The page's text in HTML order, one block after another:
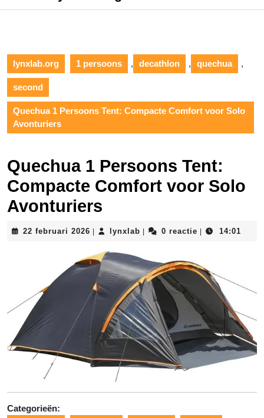
lynxlab.org 1 persoons , decathlon , quechua ,
second
Quechua 1 Persoons Tent: Compacte Comfort voor Solo
Avonturiers
Quechua 1 Persoons Tent:
Compacte Comfort voor Solo
Avonturiers
22 februari 2026 22
2026
lynxlab lynxlab0 reactie 14:01
Categorieën: